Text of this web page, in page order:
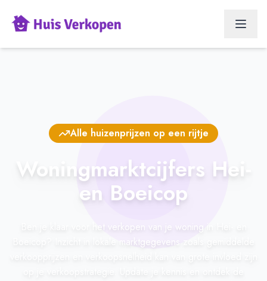
Alle huizenprijzen op een rijtje
Woningmarktcijfers Hei-
en Boeicop
Ben je klaar voor het verkopen van je woning in Hei- en
Boeicop? Inzicht in lokale marktgegevens zoals gemiddelde